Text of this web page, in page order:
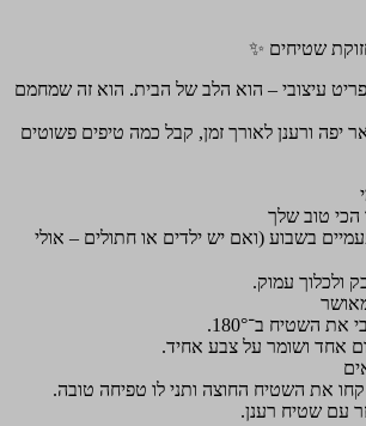
שטיחים ✨
עיצובי – הוא הלב של הבית. הוא זה שמחמם
יפה ורענן לאורך זמן, קבל כמה טיפים פשוטים
בשבוע (ואם יש ילדים או חתולים – אולי
ולכלוך עמוק.
השטיח ב־180°.
אחד ושומר על צבע אחיד.
עם שטיח רענן.